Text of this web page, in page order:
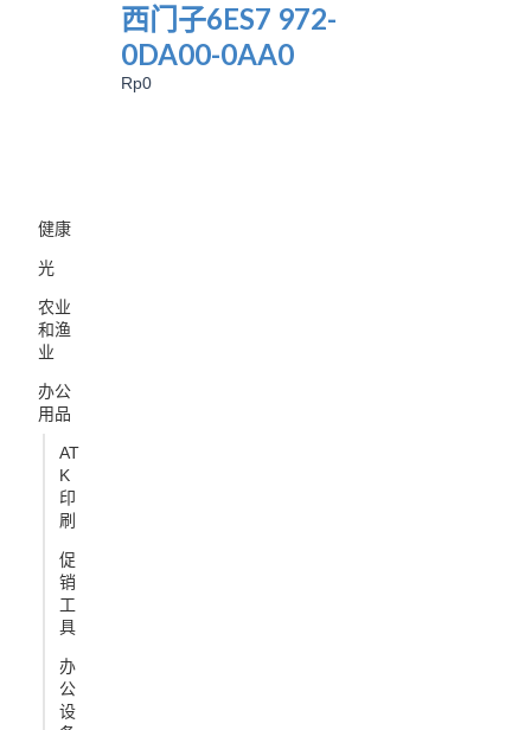
健康
光
农业
和渔
业
办公
用品
AT
K
印
刷
促
销
工
具
办
公
设
西门子6ES7 972-
0DA00-0AA0
Rp0